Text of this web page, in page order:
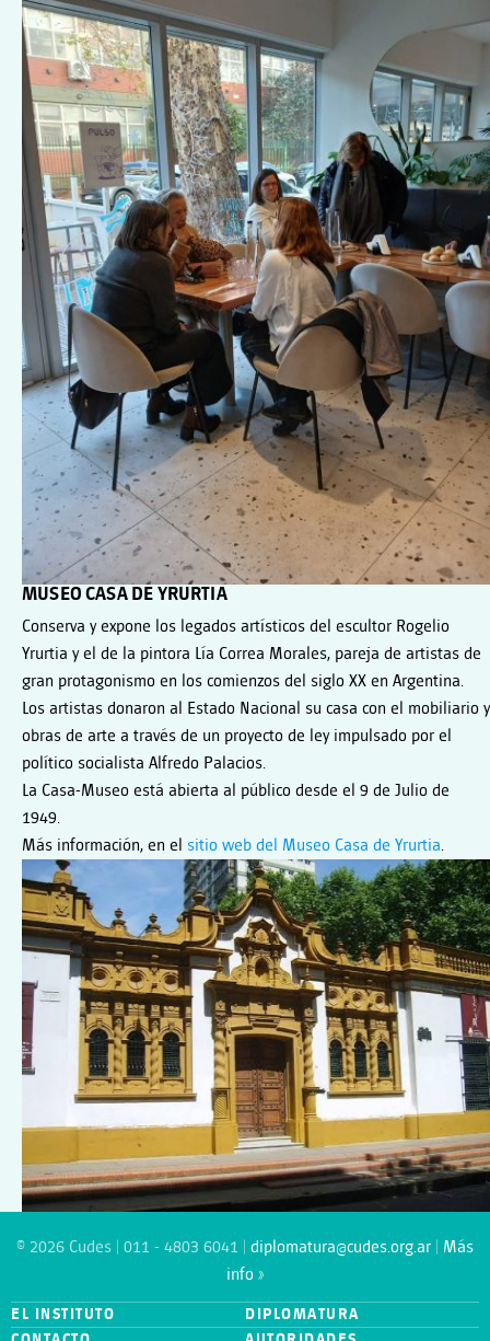
MUSEO CASA DE YRURTIA
Conserva y expone los legados artísticos del escultor Rogelio
Yrurtia y el de la pintora Lía Correa Morales, pareja de artistas de
gran protagonismo en los comienzos del siglo XX en Argentina.
Los artistas donaron al Estado Nacional su casa con el mobiliario y
obras de arte a través de un proyecto de ley impulsado por el
político socialista Alfredo Palacios.
La Casa-Museo está abierta al público desde el 9 de Julio de
1949.
Más información, en el sitio web del Museo Casa de Yrurtia.
© 2026 Cudes | 011 - 4803 6041 | diplomatura@cudes.org.ar
Más
info »
EL INSTITUTO
DIPLOMATURA